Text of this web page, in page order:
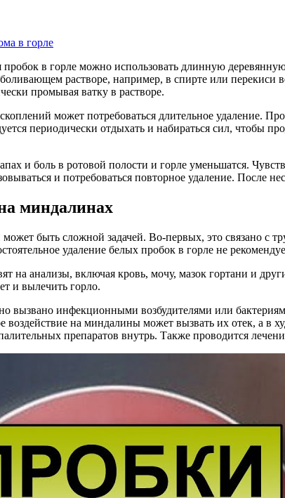
в горле
пробок в горле можно использовать длинную
растворе, например, в спирте или
промывая ватку в растворе.
может потребоваться длительное удаление.
периодически отдыхать и набираться сил, чтобы
и боль в ротовой полости и горле уменьшатся.
и потребоваться повторное удаление. После
миндалинах
быть сложной задачей. Во-первых, это связано с
удаление белых пробок в горле не
на анализы, включая кровь, мочу, мазок гортани и
и вылечить горло.
вызвано инфекционными возбудителями или
воздействие на миндалины может вызвать их отек, а в
препаратов внутрь. Также проводится